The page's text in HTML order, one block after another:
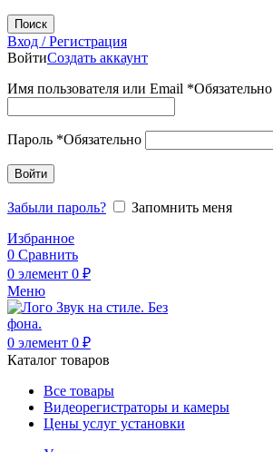
Поиск
Вход / Регистрация
ВойтиСоздать аккаунт
Имя пользователя или Email *Обязательно
Пароль *Обязательно
Войти
Забыли пароль?
Запомнить меня
Избранное
0 Сравнить
0 элемент 0 ₽
Меню
0 элемент 0 ₽
Каталог товаров
Все товары
Видеорегистраторы и камеры
Цены услуг установки